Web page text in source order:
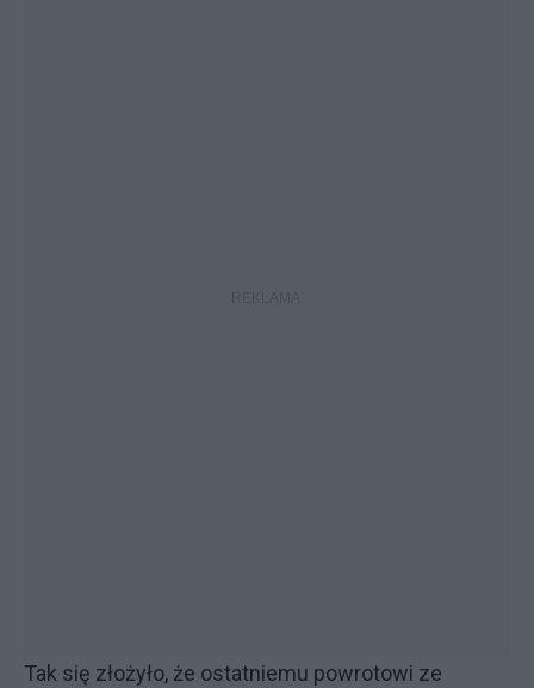
Tak się złożyło, że ostatniemu powrotowi ze